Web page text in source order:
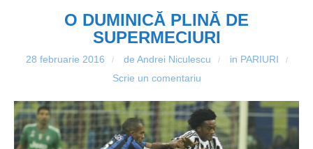
O DUMINICĂ PLINĂ DE
SUPERMECIURI
28 februarie 2016 / de Andrei Niculescu / in PARIURI /
Scrie un comentariu